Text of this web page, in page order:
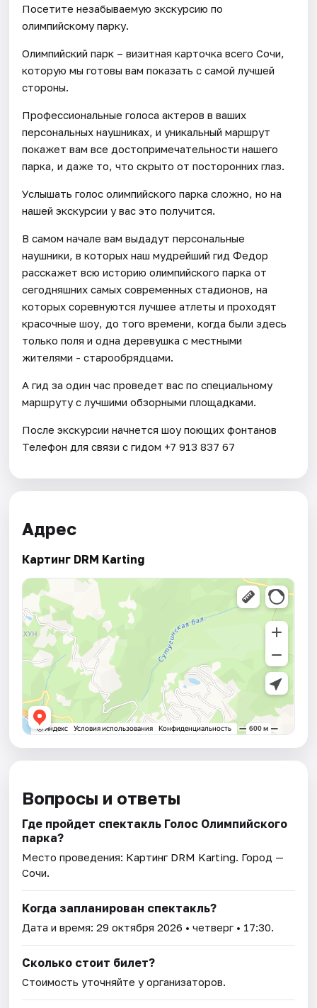
Посетите незабываемую экскурсию по
олимпийскому парку.
Олимпийский парк – визитная карточка всего Сочи,
которую мы готовы вам показать с самой лучшей
стороны.
Профессиональные голоса актеров в ваших
персональных наушниках, и уникальный маршрут
покажет вам все достопримечательности нашего
парка, и даже то, что скрыто от посторонних глаз.
Услышать голос олимпийского парка сложно, но на
нашей экскурсии у вас это получится.
В самом начале вам выдадут персональные
наушники, в которых наш мудрейший гид Федор
расскажет всю историю олимпийского парка от
сегодняшних самых современных стадионов, на
которых соревнуются лучшее атлеты и проходят
красочные шоу, до того времени, когда были здесь
только поля и одна деревушка с местными
жителями - старообрядцами.
А гид за один час проведет вас по специальному
маршруту с лучшими обзорными площадками.
После экскурсии начнется шоу поющих фонтанов
Телефон для связи с гидом +7 913 837 67
Адрес
Картинг DRM Karting
Вопросы и ответы
Где пройдет спектакль Голос Олимпийского
парка?
Место проведения: Картинг DRM Karting. Город —
Сочи.
Когда запланирован спектакль?
Дата и время:29 октября 2026 • четверг • 17:30.
Сколько стоит билет?
Стоимость уточняйте у организаторов.